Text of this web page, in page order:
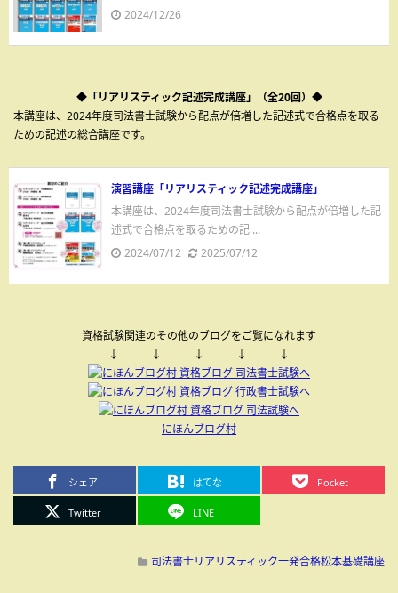
2024/12/26
◆「リアリスティック記述完成講座」（全20回）◆
本講座は、2024年度司法書士試験から配点が倍増した記述式で合格点を取る
ための記述の総合講座です。
演習講座「リアリスティック記述完成講座」
本講座は、2024年度司法書士試験から配点が倍増した記
述式で合格点を取るための記 ...
2024/07/12
2025/07/12
資格試験関連のその他のブログをご覧になれます
↓ ↓ ↓ ↓ ↓
にほんブログ村
シェア はてな Pocket
Twitter LINE
司法書士リアリスティック一発合格松本基礎講座